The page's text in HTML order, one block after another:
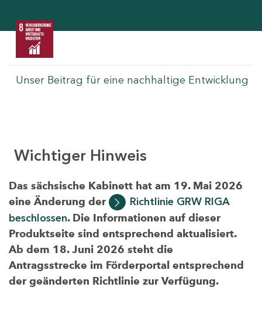
Unser Beitrag für eine nachhaltige Entwicklung
Wichtiger Hinweis
Das sächsische Kabinett hat am 19. Mai 2026
eine Änderung der
Richtlinie GRW RIGA
beschlossen. Die Informationen auf dieser
Produktseite sind entsprechend aktualisiert.
Ab dem 18. Juni 2026 steht die
Antragsstrecke im Förderportal entsprechend
der geänderten Richtlinie zur Verfügung.